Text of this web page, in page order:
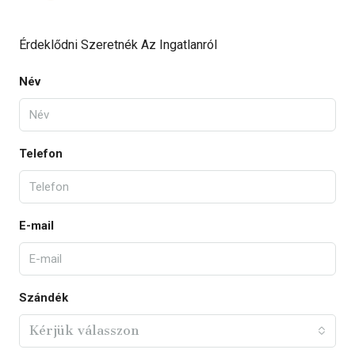
Érdeklődni Szeretnék Az Ingatlanról
Név
Telefon
E-mail
Szándék
Kérjük válasszon